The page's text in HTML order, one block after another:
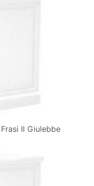
Il Giulebbe